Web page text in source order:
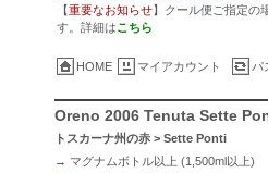
【重要なお知らせ】クール便ご指定の
す。詳細はこちら
HOME マイアカウント パ
Oreno 2006 Tenuta Sette
トスカーナ州の赤 > Sette Ponti
→ マグナムボトル以上 (1,500ml以上)